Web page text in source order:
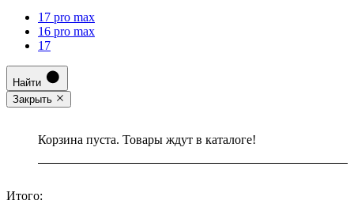
17 pro max
16 pro max
17
Найти
Закрыть
Корзина пуста. Товары ждут в каталоге!
Итого: